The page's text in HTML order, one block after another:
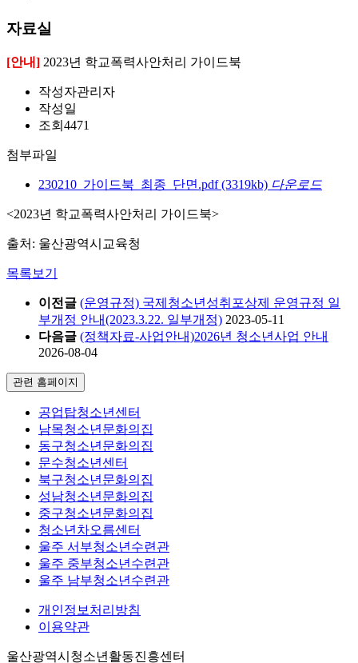
자료실
[안내] 2023년 학교폭력사안처리 가이드북
작성자관리자
작성일
조회 4471
첨부파일
230210_가이드북_최종_단면.pdf (3319kb) 다운로드
<2023년 학교폭력사안처리 가이드북>
출처: 울산광역시교육청
목록보기
이전글 (운영규정) 국제청소년성취포상제 운영규정 일
부개정 안내(2023.3.22. 일부개정) 2023-05-11
다음글 (정책자료-사업안내)2026년 청소년사업 안내
2026-08-04
관련 홈페이지
공업탑청소년센터
남목청소년문화의집
동구청소년문화의집
문수청소년센터
북구청소년문화의집
성남청소년문화의집
중구청소년문화의집
청소년차오름센터
울주 서부청소년수련관
울주 중부청소년수련관
울주 남부청소년수련관
개인정보처리방침
이용약관
울산광역시청소년활동진흥센터